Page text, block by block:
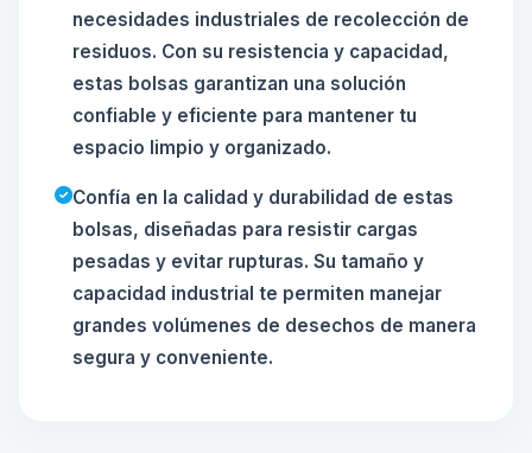
necesidades industriales de recolección de
residuos. Con su resistencia y capacidad,
estas bolsas garantizan una solución
confiable y eficiente para mantener tu
espacio limpio y organizado.
Confía en la calidad y durabilidad de estas
bolsas, diseñadas para resistir cargas
pesadas y evitar rupturas. Su tamaño y
capacidad industrial te permiten manejar
grandes volúmenes de desechos de manera
segura y conveniente.